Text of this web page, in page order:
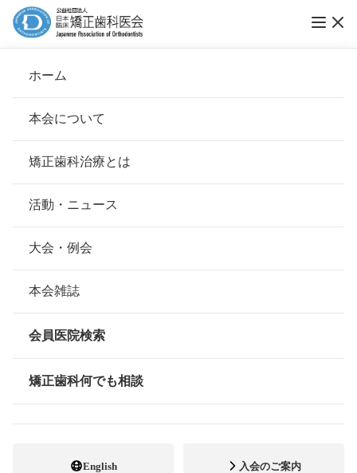
ホーム
本会について
会長挨拶
基本理念
組織について
本会の歴史
情報公開
矯正歯科治療とは
安心して治療を受けていただくための「6つの指針」
安心できる矯正歯科治療契約のための「7つの提言」
矯正歯科治療について
活動・ニュース
大会・例会
本会雑誌
会員医院検索
矯正歯科何でも相談
English 入会のご案内
vol.25 歯を抜かない（非抜歯）矯正歯科治療の
現状と課題
トレンドウォッチ
公開日：2020年02月17日（月）